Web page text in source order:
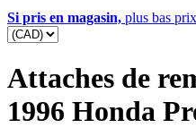
Si pris en magasin, plus bas
Attaches de
1996 Honda